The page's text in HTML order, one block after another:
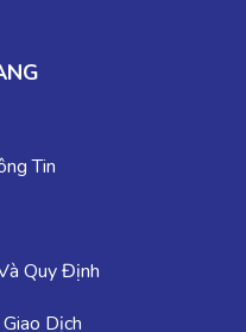
Tin
Quy Định
Dịch